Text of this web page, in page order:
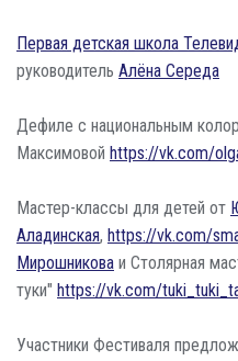
Первая детская школа
руководитель Алёна Середа
Дефиле с национальным
Максимовой https://vk.com/
Мастер-классы для детей от
Аладинская, https://vk.com/
Мирошникова и Столярная
туки" https://vk.com/
Участники Фестиваля